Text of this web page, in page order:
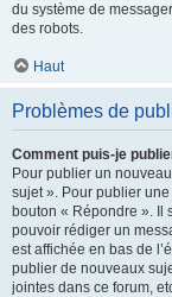
du système de
des robots.
Haut
Problèmes de
Comment puis-je
Pour publier un
sujet ». Pour publier
bouton « Répondre ». Il
pouvoir rédiger un
est affichée en bas de
publier de nouveaux
jointes dans ce forum,